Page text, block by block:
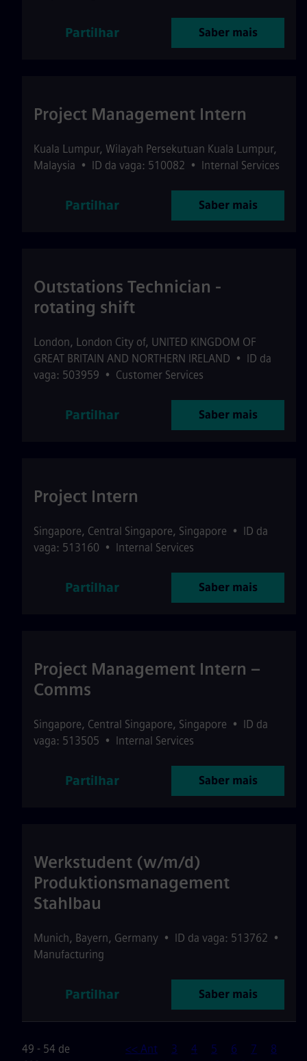
Partilhar Saber mais
Project Management Intern
Kuala Lumpur, Wilayah Persekutuan Kuala Lumpur,
Malaysia • ID da vaga: 510082 • Internal Services
Partilhar Saber mais
Outstations Technician -
rotating shift
London, London City of, UNITED KINGDOM OF
GREAT BRITAIN AND NORTHERN IRELAND • ID da
vaga: 503959 • Customer Services
Partilhar Saber mais
Project Intern
Singapore, Central Singapore, Singapore • ID da
vaga: 513160 • Internal Services
Partilhar Saber mais
Project Management Intern –
Comms
Singapore, Central Singapore, Singapore • ID da
vaga: 513505 • Internal Services
Partilhar Saber mais
Werkstudent (w/m/d)
Produktionsmanagement
Stahlbau
Munich, Bayern, Germany • ID da vaga: 513762 •
Manufacturing
Partilhar Saber mais
49 - 54 de
<< Ant 3 4 5 6 7
8